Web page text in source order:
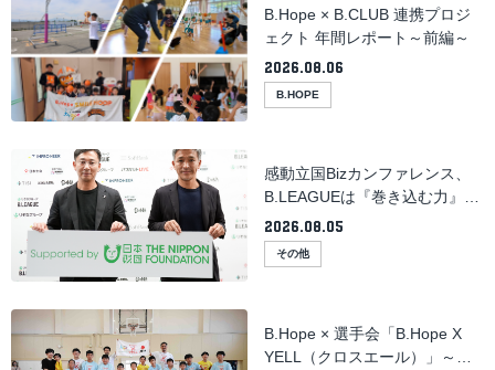
B.Hope × B.CLUB 連携プロジ
ェクト 年間レポート～前編～
2026.08.06
B.HOPE
感動立国Bizカンファレンス、
B.LEAGUEは『巻き込む力』で
日本財団とともに地域と社会を
支える存在に
2026.08.05
その他
B.Hope × 選手会「B.Hope X
YELL（クロスエール）」～宮